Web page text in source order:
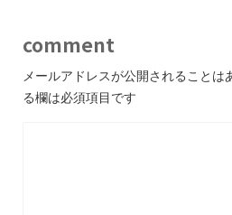
comment
メールアドレスが公開されることは
る欄は必須項目です